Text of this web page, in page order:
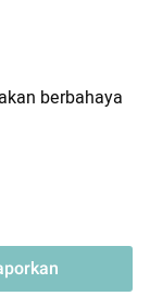
berbahaya